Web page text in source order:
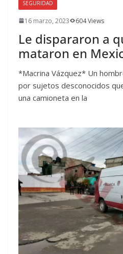
SEGURIDAD
16 marzo, 2023 604 Views
Le dispararon a
mataron en
*Macrina Vázquez* Un
por sujetos desconocidos
una camioneta en la